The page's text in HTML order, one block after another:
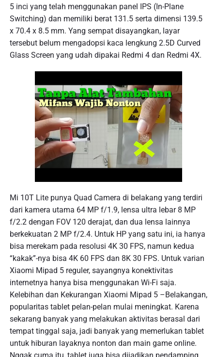
5 inci yang telah menggunakan panel IPS (In-Plane
Switching) dan memiliki berat 131.5 serta dimensi 139.5
x 70.4 x 8.5 mm. Yang sempat disayangkan, layar
tersebut belum mengadopsi kaca lengkung 2.5D Curved
Glass Screen yang udah dipakai Redmi 4 dan Redmi 4X.
Mi 10T Lite punya Quad Camera di belakang yang terdiri
dari kamera utama 64 MP f/1.9, lensa ultra lebar 8 MP
f/2.2 dengan FOV 120 derajat, dan dua lensa lainnya
berkekuatan 2 MP f/2.4. Untuk HP yang satu ini, ia hanya
bisa merekam pada resolusi 4K 30 FPS, namun kedua
“kakak”-nya bisa 4K 60 FPS dan 8K 30 FPS. Untuk varian
Xiaomi Mipad 5 reguler, sayangnya konektivitas
internetnya hanya bisa menggunakan Wi-Fi saja.
Kelebihan dan Kekurangan Xiaomi Mipad 5 –Belakangan,
popularitas tablet pelan-pelan mulai meningkat. Karena
sekarang banyak yang melakukan aktivitas berasal dari
tempat tinggal saja, jadi banyak yang memerlukan tablet
untuk hiburan layaknya nonton dan main game online.